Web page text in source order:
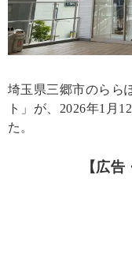
埼玉県三郷市のらら
ト」が、2026年1月
た。
【広